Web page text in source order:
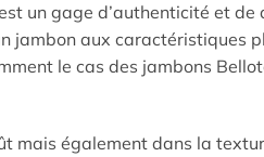
un gage d’authenticité et de
jambon aux caractéristiques
le cas des jambons
mais également dans la